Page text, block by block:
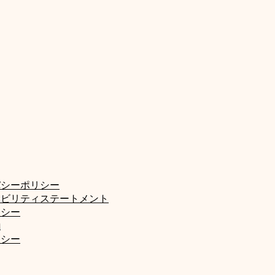
ーポリシー
リティステートメント
ー
ー